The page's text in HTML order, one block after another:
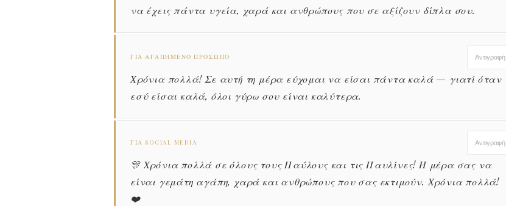
να έχεις πάντα υγεία, χαρά και ανθρώπους που σε αξίζουν δίπλα σου.
ΓΙΑ ΑΓΑΠΗΜΈΝΟ ΠΡΌΣΩΠΟ
Χρόνια πολλά! Σε αυτή τη μέρα εύχομαι να είσαι πάντα καλά — γιατί όταν
εσύ είσαι καλά, όλοι γύρω σου είναι καλύτερα.
Αντιγραφή
ΓΙΑ SOCIAL MEDIA
🎊 Χρόνια πολλά σε όλους τους Παύλους και τις Παυλίνες! Η μέρα σας να
είναι γεμάτη αγάπη, χαρά και ανθρώπους που σας εκτιμούν. Χρόνια πολλά!
❤️
Αντιγραφή